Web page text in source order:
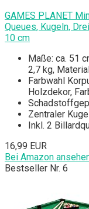
GAMES PLANET
Queues, Kugeln,
10 cm
Maße: ca. 51
2,7 kg,
Farbwahl
Holzdekor,
Zentraler
Inkl. 2
16,99 EUR
Bei Amazon
Bestseller Nr. 6